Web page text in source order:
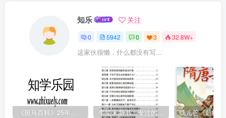
知乐 关注
0 5942 0 3 32.8W+
这家伙很懒，什么都没有写...
《斑马百科》25年最新30科全套高清视频 李笑来新书：专注的真相 [PDF]